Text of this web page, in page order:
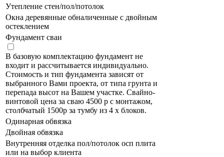
Утепление стен/пол/потолок
Окна деревянные обналиченные с двойным
остеклением
Фундамент сваи
В базовую комплектацию фундамент не
входит и рассчитывается индивидуально.
Стоимость и тип фундамента зависят от
выбранного Вами проекта, от типа грунта и
перепада высот на Вашем участке. Свайно-
винтовой цена за сваю 4500 р с монтажом,
столбчатый 1500р за тумбу из 4 х блоков.
Одинарная обвязка
Двойная обвязка
Внутренняя отделка пол/потолок осп плита
или на выбор клиента